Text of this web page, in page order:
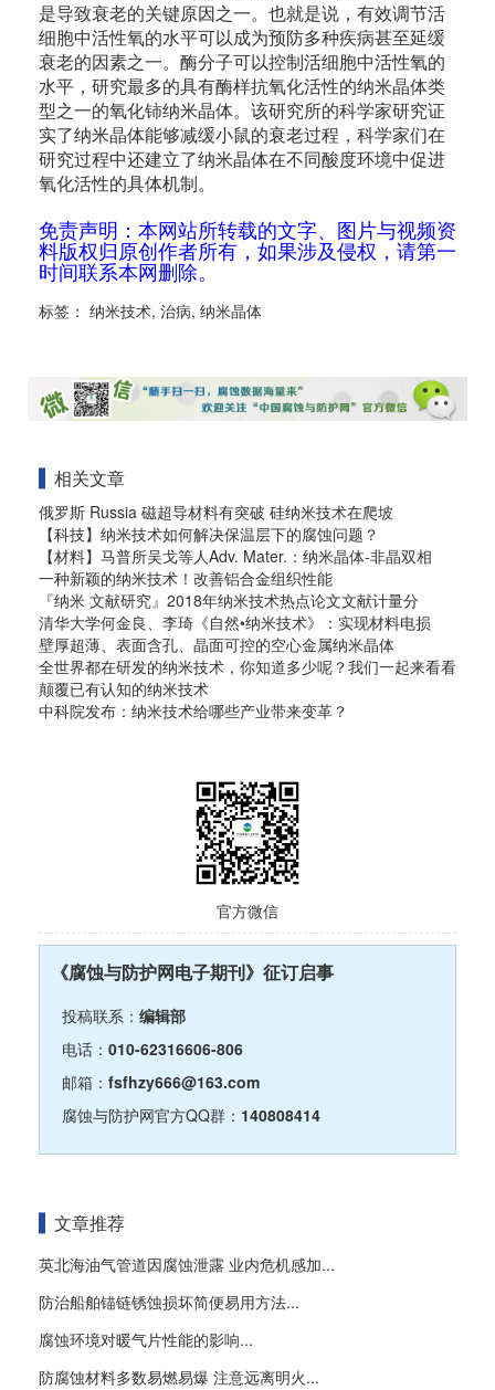
是导致衰老的关键原因之一。也就是说，有效调节活
细胞中活性氧的水平可以成为预防多种疾病甚至延缓
衰老的因素之一。酶分子可以控制活细胞中活性氧的
水平，研究最多的具有酶样抗氧化活性的纳米晶体类
型之一的氧化铈纳米晶体。该研究所的科学家研究证
实了纳米晶体能够减缓小鼠的衰老过程，科学家们在
研究过程中还建立了纳米晶体在不同酸度环境中促进
氧化活性的具体机制。
免责声明：本网站所转载的文字、图片与视频资
料版权归原创作者所有，如果涉及侵权，请第一
时间联系本网删除。
标签： 纳米技术, 治病, 纳米晶体
相关文章
俄罗斯 Russia 磁超导材料有突破 硅纳米技术在爬坡
【科技】纳米技术如何解决保温层下的腐蚀问题？
【材料】马普所吴戈等人Adv. Mater.：纳米晶体-非晶双相
一种新颖的纳米技术！改善铝合金组织性能
『纳米 文献研究』2018年纳米技术热点论文文献计量分
清华大学何金良、李琦《自然•纳米技术》：实现材料电损
壁厚超薄、表面含孔、晶面可控的空心金属纳米晶体
全世界都在研发的纳米技术，你知道多少呢？我们一起来看看
颠覆已有认知的纳米技术
中科院发布：纳米技术给哪些产业带来变革？
官方微信
《腐蚀与防护网电子期刊》征订启事
投稿联系： 编辑部
电话： 010-62316606-806
邮箱： fsfhzy666@163.com
腐蚀与防护网官方QQ群： 140808414
文章推荐
英北海油气管道因腐蚀泄露 业内危机感加...
防治船舶锚链锈蚀损坏简便易用方法...
腐蚀环境对暖气片性能的影响...
防腐蚀材料多数易燃易爆 注意远离明火...